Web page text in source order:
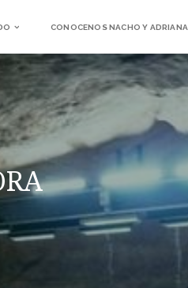
CONOCENOS NACHO Y ADRIANA